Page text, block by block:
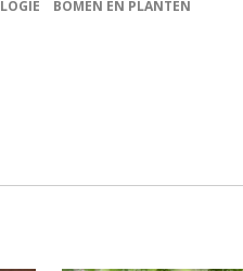
BOMEN EN PLANTEN